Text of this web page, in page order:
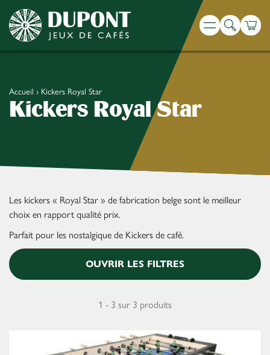
Menu
Recherche
Accueil › Kickers Royal Star
Kickers Royal Star
Les kickers « Royal Star » de fabrication belge sont le meilleur
choix en rapport qualité prix.
Parfait pour les nostalgique de Kickers de café.
OUVRIR LES FILTRES
1 - 3 sur 3 produits